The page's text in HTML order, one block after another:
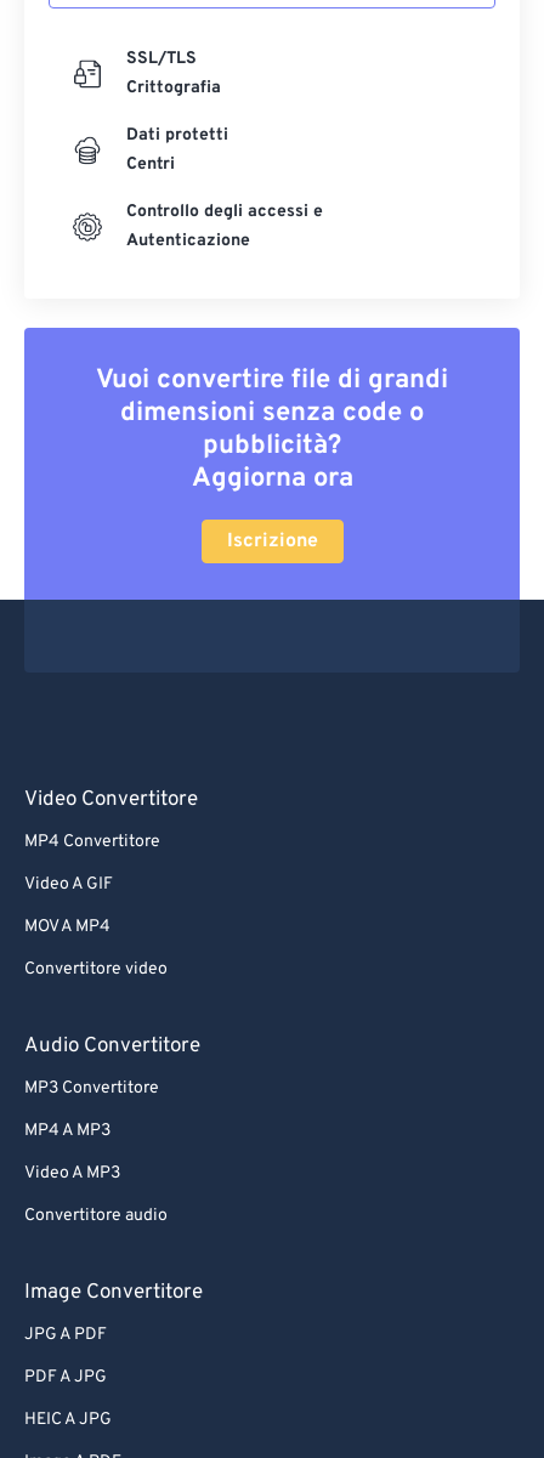
SSL/TLS
Crittografia
Dati protetti
Centri
Controllo degli accessi e
Autenticazione
Vuoi convertire file di grandi
dimensioni senza code o
pubblicità?
Aggiorna ora
Iscrizione
Video Convertitore
MP4 Convertitore
Video A GIF
MOV A MP4
Convertitore video
Audio Convertitore
MP3 Convertitore
MP4 A MP3
Video A MP3
Convertitore audio
Image Convertitore
JPG A PDF
PDF A JPG
HEIC A JPG